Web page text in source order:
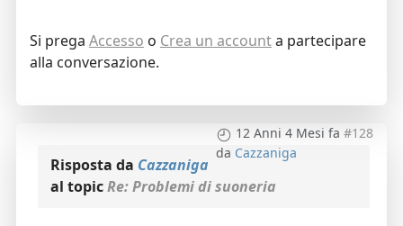
Si prega Accesso o Crea un accounta partecipare
alla conversazione.
12 Anni 4 Mesi fa #128
da Cazzaniga
Risposta da Cazzaniga
al topicRe: Problemi di suoneria